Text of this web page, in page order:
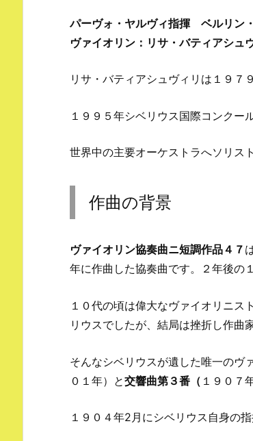
パーヴォ・ヤルヴィ指揮 ベルリン
ヴァイオリン：リサ・バティアシュ
リサ・バティアシュヴィリは１９７
１９９５年シベリウス国際コンクー
世界中の主要オーケストラへソリス
作曲の背景
ヴァイオリン協奏曲ニ短調作品４７
年に作曲した協奏曲です。２年後の
１０代の頃は偉大なヴァイオリニ
リウスでしたが、結局は挫折し作曲
そんなシベリウスが遺した唯一のヴ
０１年）と交響曲第３番（ １９０７
１９０４年2月にシベリウス自身の